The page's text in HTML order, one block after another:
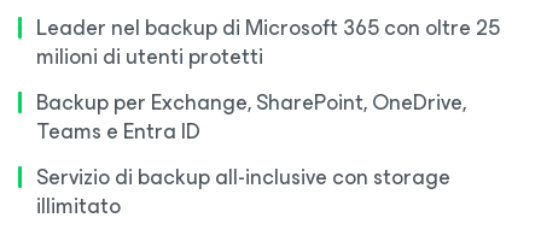
PIÙ
Leader nel backup di Microsoft 365 con oltre 25
milioni di utenti protetti
Backup per Exchange, SharePoint, OneDrive,
Teams e Entra ID
Servizio di backup all-inclusive con storage
illimitato